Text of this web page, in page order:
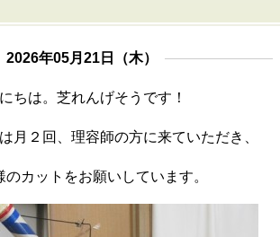
2026年05月21日（木）
ちは。芝れんげそうです！
月２回、理容師の方に来ていただき、
のカットをお願いしています。